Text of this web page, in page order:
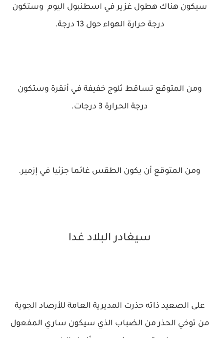
سيكون هناك هطول غزير في اسطنبول اليوم وستكون
درجة حرارة الهواء حول 13 درجة.
ومن المتوقع تساقط ثلوج خفيفة في أنقرة وستكون
درجة الحرارة 3 درجات.
ومن المتوقع أن يكون الطقس غائما جزئيا في إزمير.
سيغادر البلاد غدا
على الصعيد ذاته حذرت المديرية العامة للأرصاد الجوية
من توخي الحذر من الضباب الذي سيكون ساري المفعول